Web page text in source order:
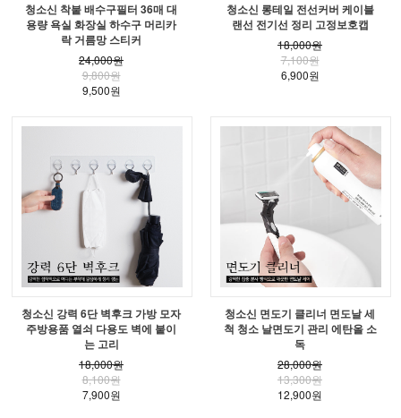
청소신 착붙 배수구필터 36매 대
용량 욕실 화장실 하수구 머리카
락 거름망 스티커
24,000원
9,800원
9,500원
청소신 롱테일 전선커버 케이블
랜선 전기선 정리 고정보호캡
18,000원
7,100원
6,900원
청소신 강력 6단 벽후크 가방 모자
주방용품 열쇠 다용도 벽에 붙이
는 고리
18,000원
8,100원
7,900원
청소신 면도기 클리너 면도날 세
척 청소 날면도기 관리 에탄올 소
독
28,000원
13,300원
12,900원